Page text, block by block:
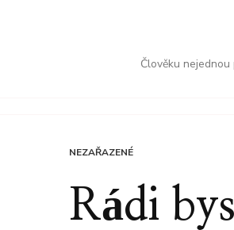
Člověku
NEZAŘAZENÉ
Rádi